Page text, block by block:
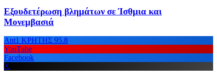
Εξουδετέρωση βλημάτων σε Ίσθμια και
Μονεμβασιά
Ant1 ΚΡΗΤΗΣ 95.8
YouTube
Facebook
X